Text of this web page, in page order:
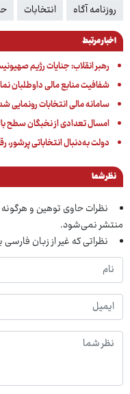
روزنامه آگاه انتخابات
اخبار مرتبط
رهبر انقلاب: جنایات رژیم
شفافیت منابع مالی داوطلبان
سامانه مالی انتخابات رونمایی
امسال تعدادی از نخبگان
دولت به‌دنبال انتخاباتی
نظر شما
نظرات حاوی توهین و
منتشر نمی‌شود.
نظراتی که غیر از زبان